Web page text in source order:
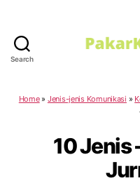
Search
Home» Jenis-jenis Komunikasi »
10 Jenis